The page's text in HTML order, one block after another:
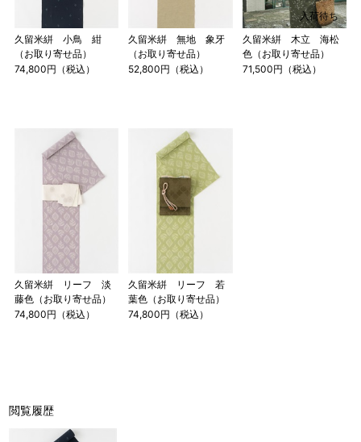
店舗一覧はこちら
久留米絣 小鳥 紺
（お取り寄せ品）
74,800円（税込）
久留米絣 無地 象牙
（お取り寄せ品）
52,800円（税込）
入荷待ち
久留米絣 木立 海松
色（お取り寄せ品）
71,500円（税込）
久留米絣 リーフ 淡
藤色（お取り寄せ品）
74,800円（税込）
久留米絣 リーフ 若
葉色（お取り寄せ品）
74,800円（税込）
閲覧履歴